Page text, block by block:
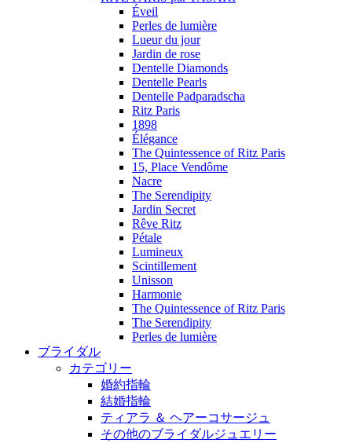
Éveil
Perles de lumière
Lueur du jour
Jardin de rose
Dentelle Diamonds
Dentelle Pearls
Dentelle Padparadscha
Ritz Paris
1898
Élégance
The Quintessence of Ritz Paris
15, Place Vendôme
Nacre
The Serendipity
Jardin Secret
Rêve Ritz
Pétale
Lumineux
Scintillement
Unisson
Harmonie
The Quintessence of Ritz Paris
The Serendipity
Perles de lumière
ブライダル
カテゴリー
婚約指輪
結婚指輪
ティアラ ＆ ヘアーコサージュ
その他のブライダルジュエリー